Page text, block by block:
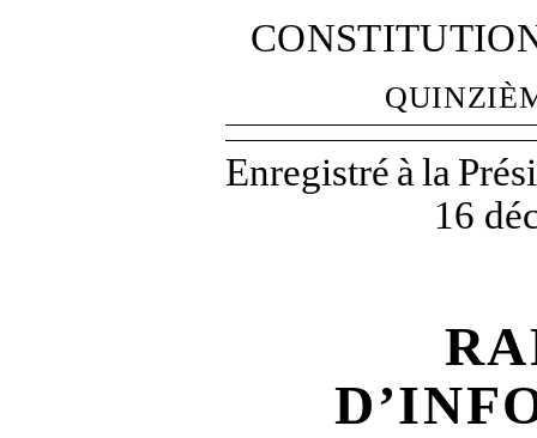
Enregistré à la
16